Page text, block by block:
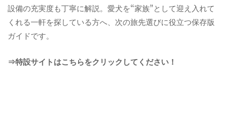
設備の充実度も丁寧に解説。愛犬を“家族”として迎え入れて
くれる一軒を探している方へ、次の旅先選びに役立つ保存版
ガイドです。
⇒特設サイトはこちらをクリックしてください！